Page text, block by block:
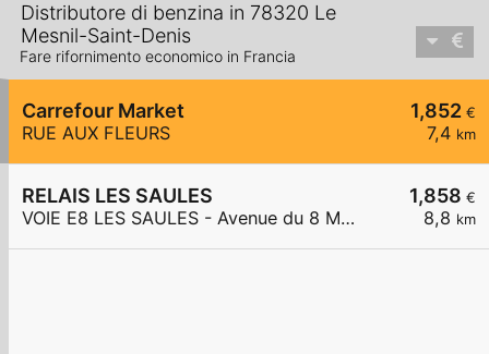
Distributore di benzina in 78320 Le
Mesnil-Saint-Denis
Fare rifornimento economico in Francia
1,852 €
7,4 km
Carrefour Market
RUE AUX FLEURS
1,858 €
8,8 km
RELAIS LES SAULES
VOIE E8 LES SAULES - Avenue du 8 Mai 1945